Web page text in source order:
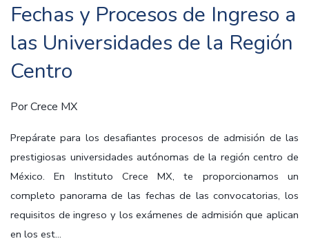
Fechas y Procesos de Ingreso a
las Universidades de la Región
Centro
PorCrece MX
Prepárate para los desafiantes procesos de admisión de las
prestigiosas universidades autónomas de la región centro de
México. En Instituto Crece MX, te proporcionamos un
completo panorama de las fechas de las convocatorias, los
requisitos de ingreso y los exámenes de admisión que aplican
en los est...